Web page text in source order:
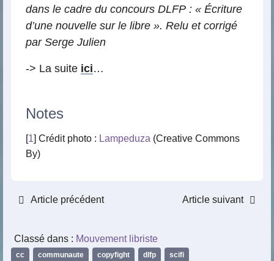
dans le cadre du concours DLFP : « Écriture
d’une nouvelle sur le libre ». Relu et corrigé
par Serge Julien
-> La suite ici…
Notes
[1] Crédit photo : Lampeduza (Creative Commons
By)
Article précédent Article suivant
Classé dans : Mouvement libriste
cc communaute copyfight dlfp scifi